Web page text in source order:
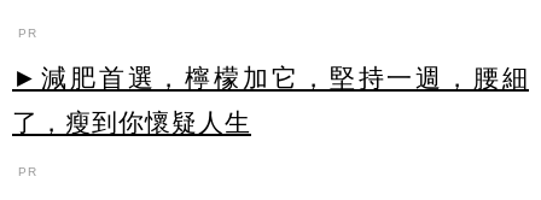
PR
►減肥首選，檸檬加它，堅持一週，腰細
了，瘦到你懷疑人生
PR